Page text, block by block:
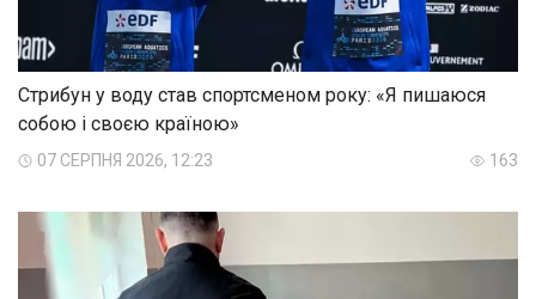
Стрибун у воду став спортсменом року: «Я пишаюся
собою і своєю країною»
07 СЕРПНЯ 2026, 12:23 163